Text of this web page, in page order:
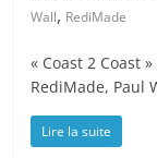
Wall, RediMade
« Coast 2 Coast
RediMade, Paul
Lire la suite